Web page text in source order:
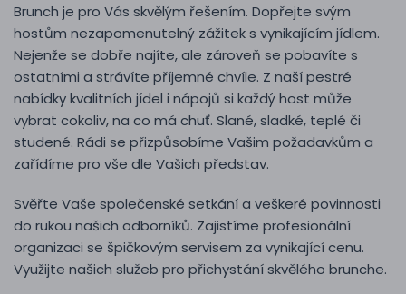
Brunch je pro Vás skvělým řešením. Dopřejte svým
hostům nezapomenutelný zážitek s vynikajícím jídlem.
Nejenže se dobře najíte, ale zároveň se pobavíte s
ostatními a strávíte příjemné chvíle. Z naší pestré
nabídky kvalitních jídel i nápojů si každý host může
vybrat cokoliv, na co má chuť. Slané, sladké, teplé či
studené. Rádi se přizpůsobíme Vašim požadavkům a
zařídíme pro vše dle Vašich představ.
Svěřte Vaše společenské setkání a veškeré povinnosti
do rukou našich odborníků. Zajistíme profesionální
organizaci se špičkovým servisem za vynikající cenu.
Využijte našich služeb pro přichystání skvělého brunche.